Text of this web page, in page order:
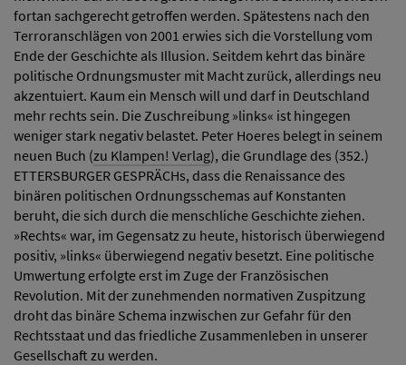
fortan sachgerecht getroffen werden. Spätestens nach den
Terroranschlägen von 2001 erwies sich die Vorstellung vom
Ende der Geschichte als Illusion. Seitdem kehrt das binäre
politische Ordnungsmuster mit Macht zurück, allerdings neu
akzentuiert. Kaum ein Mensch will und darf in Deutschland
mehr rechts sein. Die Zuschreibung »links« ist hingegen
weniger stark negativ belastet. Peter Hoeres belegt in seinem
neuen Buch (zu Klampen! Verlag), die Grundlage des (352.)
ETTERSBURGER GESPRÄCHs, dass die Renaissance des
binären politischen Ordnungsschemas auf Konstanten
beruht, die sich durch die menschliche Geschichte ziehen.
»Rechts« war, im Gegensatz zu heute, historisch überwiegend
positiv, »links« überwiegend negativ besetzt. Eine politische
Umwertung erfolgte erst im Zuge der Französischen
Revolution. Mit der zunehmenden normativen Zuspitzung
droht das binäre Schema inzwischen zur Gefahr für den
Rechtsstaat und das friedliche Zusammenleben in unserer
Gesellschaft zu werden.